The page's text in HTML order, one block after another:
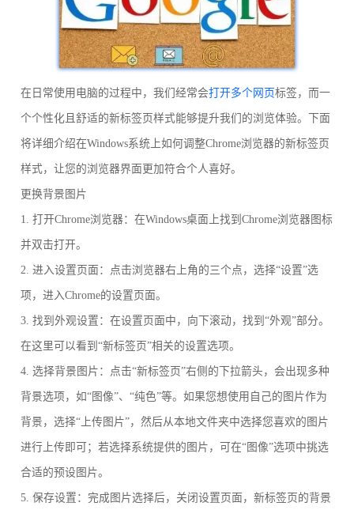
在日常使用电脑的过程中，我们经常会打开多个网页标签，而一
个个性化且舒适的新标签页样式能够提升我们的浏览体验。下面
将详细介绍在Windows系统上如何调整Chrome浏览器的新标签页
样式，让您的浏览器界面更加符合个人喜好。
更换背景图片
1. 打开Chrome浏览器：在Windows桌面上找到Chrome浏览器图标
并双击打开。
2. 进入设置页面：点击浏览器右上角的三个点，选择“设置”选
项，进入Chrome的设置页面。
3. 找到外观设置：在设置页面中，向下滚动，找到“外观”部分。
在这里可以看到“新标签页”相关的设置选项。
4. 选择背景图片：点击“新标签页”右侧的下拉箭头，会出现多种
背景选项，如“图像”、“纯色”等。如果您想使用自己的图片作为
背景，选择“上传图片”，然后从本地文件夹中选择您喜欢的图片
进行上传即可；若选择系统提供的图片，可在“图像”选项中挑选
合适的预设图片。
5. 保存设置：完成图片选择后，关闭设置页面，新标签页的背景